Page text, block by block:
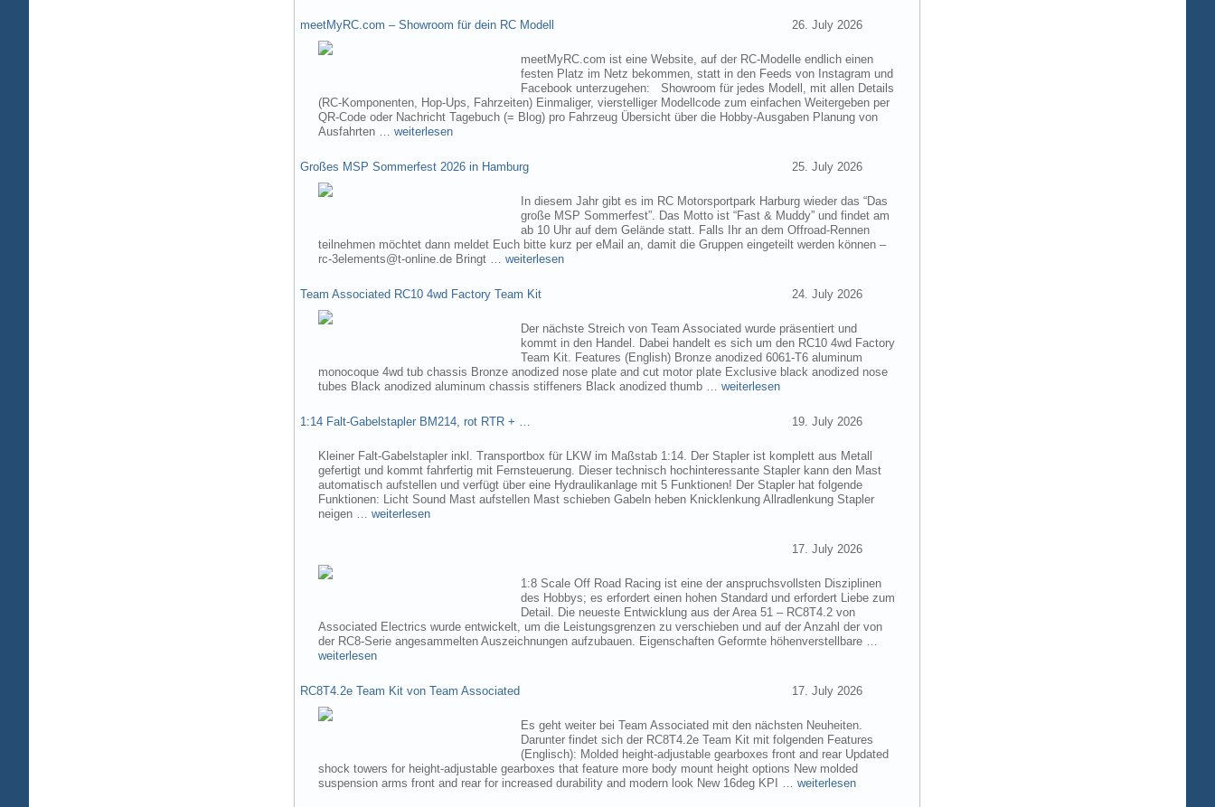
meetMyRC.com – Showroom für dein RC Modell 26. July 2026
meetMyRC.com ist eine Website, auf der RC-Modelle endlich einen
festen Platz im Netz bekommen, statt in den Feeds von Instagram und
Facebook unterzugehen: Showroom für jedes Modell, mit allen Details
(RC-Komponenten, Hop-Ups, Fahrzeiten) Einmaliger, vierstelliger Modellcode zum einfachen Weitergeben per
QR-Code oder Nachricht Tagebuch (= Blog) pro Fahrzeug Übersicht über die Hobby-Ausgaben Planung von
Ausfahrten …weiterlesen
Großes MSP Sommerfest 2026 in Hamburg 25. July 2026
In diesem Jahr gibt es im RC Motorsportpark Harburg wieder das “Das
große MSP Sommerfest”. Das Motto ist “Fast & Muddy” und findet am
ab 10 Uhr auf dem Gelände statt. Falls Ihr an dem Offroad-Rennen
teilnehmen möchtet dann meldet Euch bitte kurz per eMail an, damit die Gruppen eingeteilt werden können –
rc-3elements@t-online.de Bringt …weiterlesen
Team Associated RC10 4wd Factory Team Kit 24. July 2026
Der nächste Streich von Team Associated wurde präsentiert und
kommt in den Handel. Dabei handelt es sich um den RC10 4wd Factory
Team Kit. Features (English) Bronze anodized 6061-T6 aluminum
monocoque 4wd tub chassis Bronze anodized nose plate and cut motor plate Exclusive black anodized nose
tubes Black anodized aluminum chassis stiffeners Black anodized thumb …weiterlesen
1:14 Falt-Gabelstapler BM214, rot RTR + … 19. July 2026
Kleiner Falt-Gabelstapler inkl. Transportbox für LKW im Maßstab 1:14. Der Stapler ist komplett aus Metall
gefertigt und kommt fahrfertig mit Fernsteuerung. Dieser technisch hochinteressante Stapler kann den Mast
automatisch aufstellen und verfügt über eine Hydraulikanlage mit 5 Funktionen! Der Stapler hat folgende
Funktionen: Licht Sound Mast aufstellen Mast schieben Gabeln heben Knicklenkung Allradlenkung Stapler
neigen …weiterlesen
17. July 2026
1:8 Scale Off Road Racing ist eine der anspruchsvollsten Disziplinen
des Hobbys; es erfordert einen hohen Standard und erfordert Liebe zum
Detail. Die neueste Entwicklung aus der Area 51 – RC8T4.2 von
Associated Electrics wurde entwickelt, um die Leistungsgrenzen zu verschieben und auf der Anzahl der von
der RC8-Serie angesammelten Auszeichnungen aufzubauen. Eigenschaften Geformte höhenverstellbare …
weiterlesen
RC8T4.2e Team Kit von Team Associated 17. July 2026
Es geht weiter bei Team Associated mit den nächsten Neuheiten.
Darunter findet sich der RC8T4.2e Team Kit mit folgenden Features
(Englisch): Molded height-adjustable gearboxes front and rear Updated
shock towers for height-adjustable gearboxes that feature more body mount height options New molded
suspension arms front and rear for increased durability and modern look New 16deg KPI …weiterlesen